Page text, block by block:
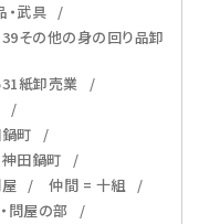
・武具
その他の身の回り品卸
紙卸売業
町
神田鍋町
仲間 = 十組
問屋の部